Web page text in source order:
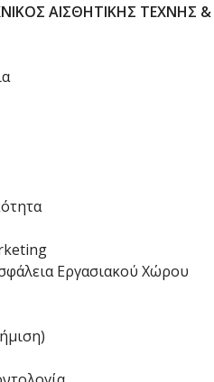
ΑΙΣΘΗΤΙΚΗΣ ΤΕΧΝΗΣ &
Εργασιακού Χώρου